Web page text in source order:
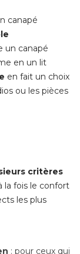
canapé
un canapé
en un lit
en fait un choix
ou les pièces
critères
la fois le confort
les plus
: pour ceux qui